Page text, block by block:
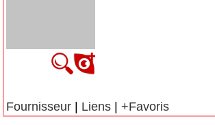
Fournisseur
Liens |+Favoris